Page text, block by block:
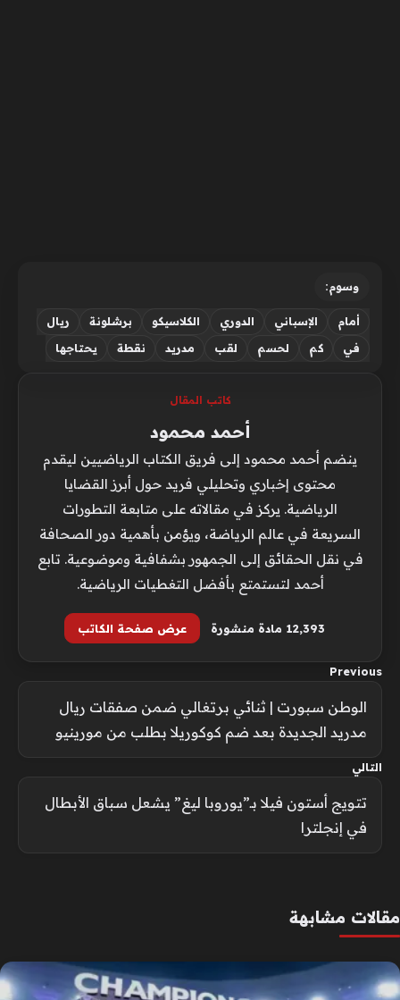
وسوم:
أمام الإسباني الدوري الكلاسيكو برشلونة
ريال
في
كم لحسم لقب مدريد نقطة يحتاجها
كاتب المقال
أحمد محمود
ينضم أحمد محمود إلى فريق الكتاب الرياضيين ليقدم
محتوى إخباري وتحليلي فريد حول أبرز القضايا
الرياضية. يركز في مقالاته على متابعة التطورات
السريعة في عالم الرياضة، ويؤمن بأهمية دور الصحافة
في نقل الحقائق إلى الجمهور بشفافية وموضوعية. تابع
أحمد لتستمتع بأفضل التغطيات الرياضية.
12٬393 مادة منشورة عرض صفحة الكاتب
Previous
الوطن سبورت | ثنائي برتغالي ضمن صفقات ريال
مدريد الجديدة بعد ضم كوكوريلا بطلب من مورينيو
التالي
تتويج أستون فيلا بـ”يوروبا ليغ” يشعل سباق الأبطال
في إنجلترا
مقالات مشابهة